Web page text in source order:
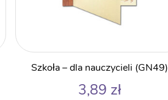
Szkoła – dla nauczycieli (GN49)
3,89 zł